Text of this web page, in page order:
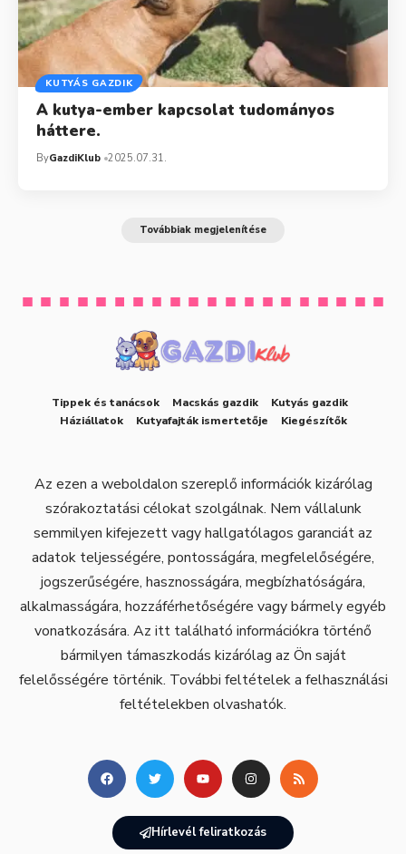
KUTYÁS GAZDIK
A kutya-ember kapcsolat tudományos
háttere.
ByGazdiKlub 2025.07.31.
Továbbiak megjelenítése
Tippek és tanácsok Macskás gazdik
Kutyás gazdik
Háziállatok
Kutyafajták ismertetője Kiegészítők
Az ezen a weboldalon szereplő információk kizárólag
szórakoztatási célokat szolgálnak. Nem vállalunk
semmilyen kifejezett vagy hallgatólagos garanciát az
adatok teljességére, pontosságára, megfelelőségére,
jogszerűségére, hasznosságára, megbízhatóságára,
alkalmasságára, hozzáférhetőségére vagy bármely egyéb
vonatkozására. Az itt található információkra történő
bármilyen támaszkodás kizárólag az Ön saját
felelősségére történik. További feltételek a felhasználási
feltételekben olvashatók.
Hírlevél feliratkozás